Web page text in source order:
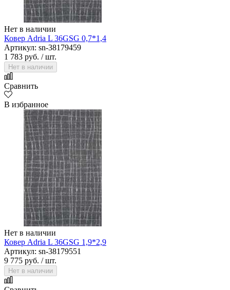
Нет в наличии
Ковер Adria L 36GSG 0,7*1,4
Артикул: sn-38179459
1 783 руб. / шт.
Нет в наличии
Сравнить
В избранное
Нет в наличии
Ковер Adria L 36GSG 1,9*2,9
Артикул: sn-38179551
9 775 руб. / шт.
Нет в наличии